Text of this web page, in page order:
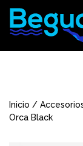
Inicio /
Orca Black